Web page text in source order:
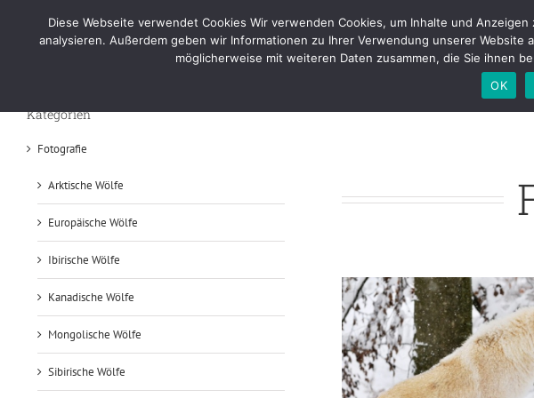
Home Portfolio Fotostudio
Foto – Auschau halten
Kategorien
Fotografie
Arktische Wölfe
Europäische Wölfe
Ibirische Wölfe
Kanadische Wölfe
Mongolische Wölfe
Sibirische Wölfe
Diese Webseite verwendet Cookies Wir verwenden Cookies, um Inhalte und
analysieren. Außerdem geben wir Informationen zu Ihrer Verwendung unserer
möglicherweise mit weiteren Daten zusammen, die Sie ihnen
OK